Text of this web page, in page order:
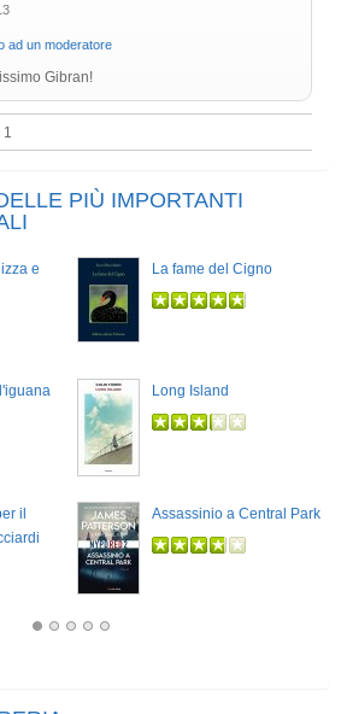
ad un moderatore
Gibran!
PIÙ IMPORTANTI
e
La fame del Cigno
Long Island
il
Assassinio a Central Park